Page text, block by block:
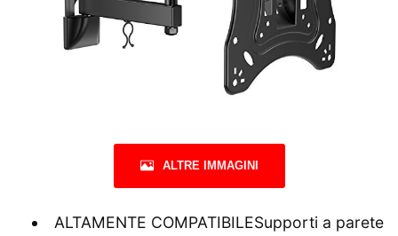
ALTRE IMMAGINI
ALTAMENTE COMPATIBILESupporti a parete